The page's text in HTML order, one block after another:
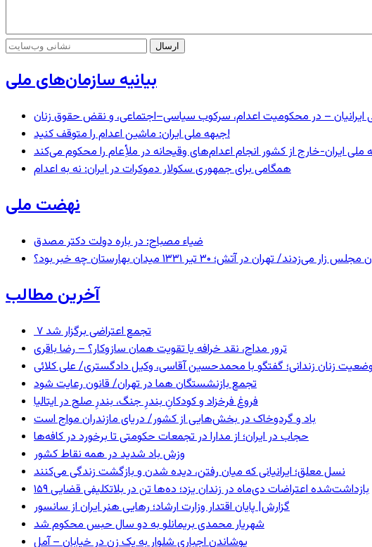
بیانیه سازمان‌های ملی
ایرانیان – در محکومیت اعدام، سرکوب سیاسی–اجتماعی، و نقض حقوق زنان
جبهه ملی ایران: ماشین اعدام را متوقف کنید!
ملی ایران-خارج از کشور انجام اعدام‌های وقیحانه در ملأِعام را محکوم می‌کند
همگامی برای جمهوری سکولار دموکرات در ایران: نه به اعدام
نهضت ملی
ضیاء مصباح: در باره دولت دکتر مصدق
در آتش؛ ۳۰ تیر ۱۳۳۱ میدان بهارستان چه خبر بود؟
آخرین مطالب
۷ تجمع اعتراضی برگزار شد
ترور مداح، نقد خرافه یا تقویت همان سازوکار؟ – رضا باقری
زنان زندانی؛ گفتگو با محمدحسین آقاسی، وکیل دادگستری/ علی کلائی
تجمع بازنشستگان هما در تهران/ قانون رعایت شود
فروغ فرخزاد و کودکانِ بندرِ جنگ، بندرِ صلح در ایتالیا
باد و گردوخاک در بخش‌هایی از کشور/ دریای مازندران مواج است
حجاب در ایران؛ از مدارا در تجمعات حکومتی تا برخورد در کافه‌ها
وزش باد شدید در همه نقاط کشور
نسل معلق؛ ایرانیانی که میان رفتن، دیده شدن و بازگشت زندگی می‌کنند
۱۵۹ بازداشت‌شده اعتراضات دی‌ماه در زندان یزد؛ ده‌ها تن در بلاتکلیفی قضایی
گزارش| پایان اقتدار وزارت ارشاد؛ رهایی هنر ایران از سانسور
شهریار محمدی بریمانلو به دو سال حبس محکوم شد
پوشاندن اجباری شلوار به یک زن در خیابان – آمل